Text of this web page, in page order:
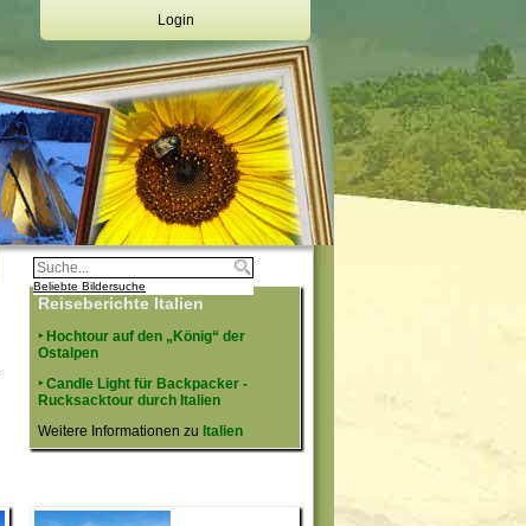
Login
Deine Emailadresse:
Dein Passwort:
Login
Registrierung
Beliebte Bildersuche
Reiseberichte Italien
‣ Hochtour auf den „König“ der
Ostalpen
‣ Candle Light für Backpacker -
Rucksacktour durch Italien
Weitere Informationen zu Italien